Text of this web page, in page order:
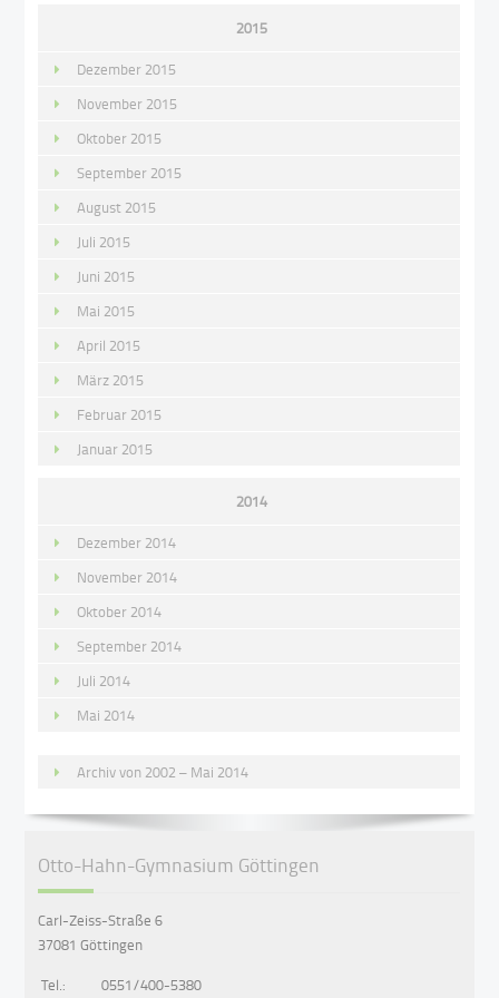
2015
Dezember 2015
November 2015
Oktober 2015
September 2015
August 2015
Juli 2015
Juni 2015
Mai 2015
April 2015
März 2015
Februar 2015
Januar 2015
2014
Dezember 2014
November 2014
Oktober 2014
September 2014
Juli 2014
Mai 2014
Archiv von 2002 – Mai 2014
Otto-Hahn-Gymnasium Göttingen
Carl-Zeiss-Straße 6
37081 Göttingen
Tel.:
0551/400-5380